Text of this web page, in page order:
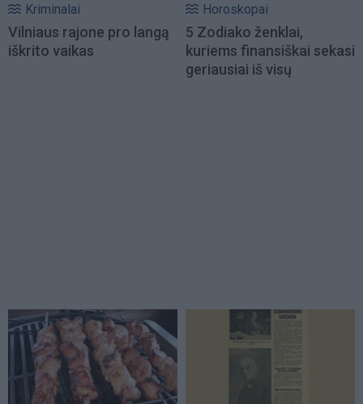
Kriminalai
Vilniaus rajone pro langą
iškrito vaikas
Horoskopai
5 Zodiako ženklai,
kuriems finansiškai sekasi
geriausiai iš visų